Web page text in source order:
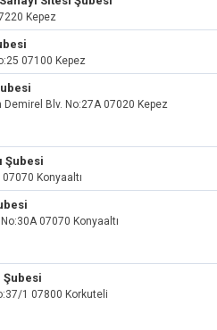
Kepez
07100 Kepez
Blv. No:27A 07020 Kepez
Şubesi
Konyaaltı
07070 Konyaaltı
Şubesi
1 07800 Korkuteli